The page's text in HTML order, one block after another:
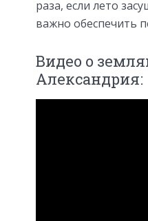
раза, если лето
важно обеспечить
Видео о
Александрия: